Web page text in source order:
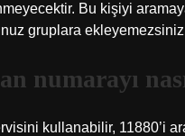
Bu kişiyi aramaya
gruplara
numarayı
kullanabilir, 11880’i